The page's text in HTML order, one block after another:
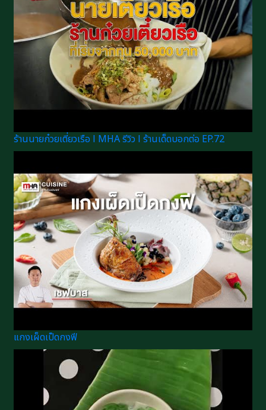
ร้านนายก๋วยเตี่ยวเรือ l MHA รีวิว l ร้านเด็ดบอกต่อ EP.72
แกงเผ็ดเป็ดกงฟี